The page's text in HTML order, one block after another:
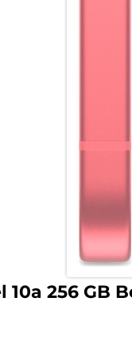
10a 256 GB